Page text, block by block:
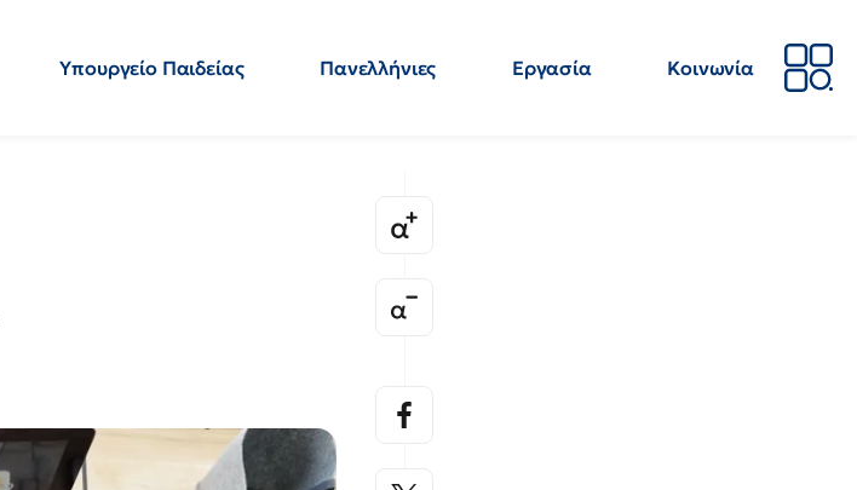
Υπουργείο Παιδείας Πανελλήνιες Εργασία
Κοινωνία